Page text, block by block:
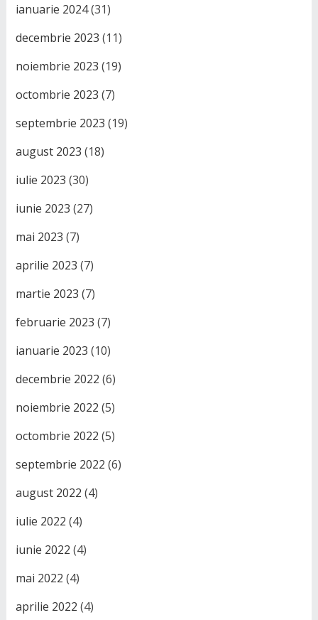
ianuarie 2024(31)
decembrie 2023 (11)
noiembrie 2023 (19)
octombrie 2023 (7)
septembrie 2023 (19)
august 2023 (18)
iulie 2023 (30)
iunie 2023 (27)
mai 2023 (7)
aprilie 2023 (7)
martie 2023 (7)
februarie 2023 (7)
ianuarie 2023 (10)
decembrie 2022 (6)
noiembrie 2022 (5)
octombrie 2022 (5)
septembrie 2022 (6)
august 2022 (4)
iulie 2022 (4)
iunie 2022 (4)
mai 2022 (4)
aprilie 2022 (4)